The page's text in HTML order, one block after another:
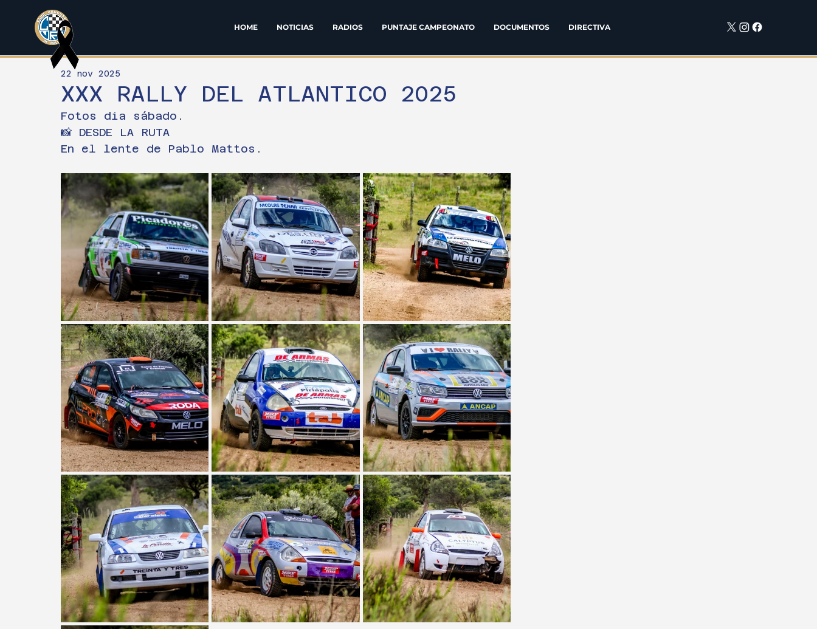
HOME NOTICIAS RADIOS PUNTAJE CAMPEONATO DOCUMENTOS DIRECTIVA
XXX RALLY DEL ATLANTICO 2025
22 nov 2025
Fotos dia sábado.
📸 DESDE LA RUTA
En el lente de Pablo Mattos.